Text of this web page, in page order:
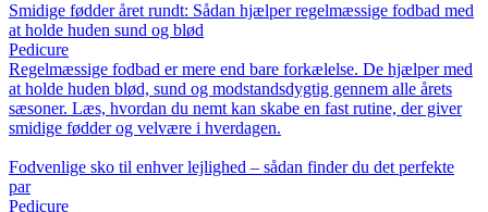
Smidige fødder året rundt: Sådan hjælper regelmæssige fodbad med
at holde huden sund og blød
Pedicure
Regelmæssige fodbad er mere end bare forkælelse. De hjælper med
at holde huden blød, sund og modstandsdygtig gennem alle årets
sæsoner. Læs, hvordan du nemt kan skabe en fast rutine, der giver
smidige fødder og velvære i hverdagen.
Fodvenlige sko til enhver lejlighed – sådan finder du det perfekte
par
Pedicure